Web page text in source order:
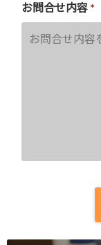
お問合せ内容 *